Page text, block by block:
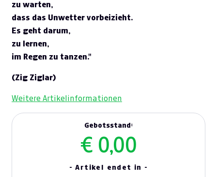
zu warten,
dass das Unwetter vorbeizieht.
Es geht darum,
zu lernen,
im Regen zu tanzen."
(Zig Ziglar)
Weitere Artikelinformationen
Gebotsstand:
€ 0,00
- Artikel endet in -